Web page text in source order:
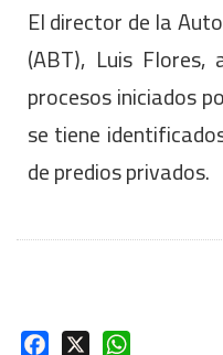
El director de la
(ABT), Luis
procesos iniciados
se tiene
de predios privados.
Facebook